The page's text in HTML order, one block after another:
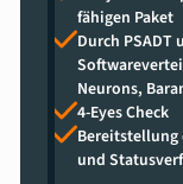
fähigen Paket
Durch PSADT
Neurons,
4-Eyes Check
Bereitstellung
und